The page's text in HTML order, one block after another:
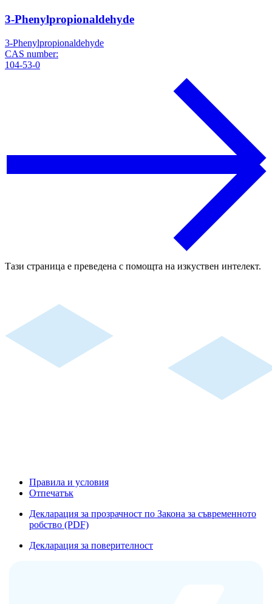
3-Phenylpropionaldehyde
3-Phenylpropionaldehyde
CAS number:
104-53-0
Тази страница е преведена с помощта на изкуствен интелект.
Правила и условия
Отпечатък
Декларация за прозрачност по Закона за съвременното
робство (PDF)
Декларация за поверителност